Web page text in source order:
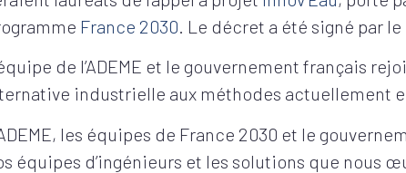
France 2030. Le décret a été signé par
de l’ADEME et le gouvernement français
industrielle aux méthodes actuellement
les équipes de France 2030 et le
équipes d’ingénieurs et les solutions que nous